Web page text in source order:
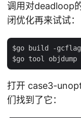
调用对deadloop
闭优化再来试试：
$go build -
打开 case3-
们找到了它：